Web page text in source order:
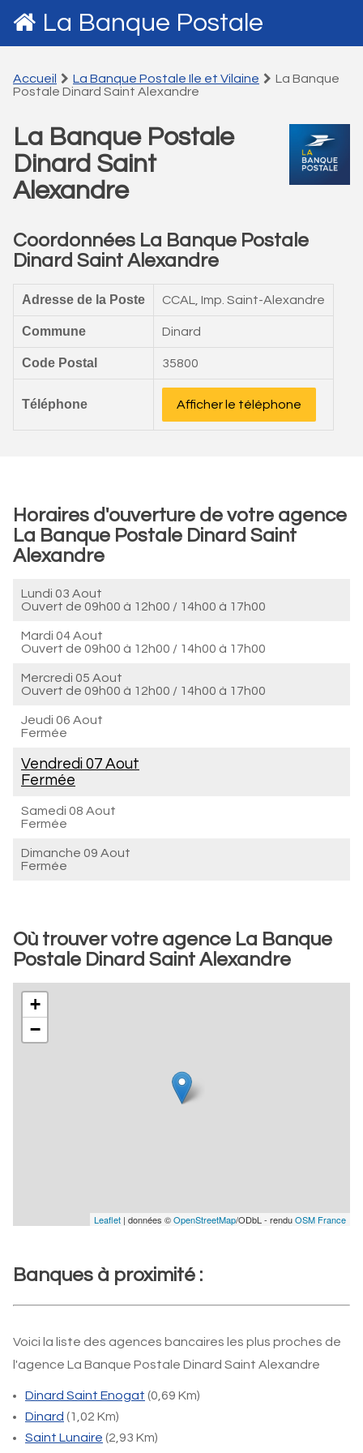
La Banque Postale
Accueil La Banque Postale Ile et Vilaine
La Banque
Postale Dinard Saint Alexandre
La Banque Postale
Dinard Saint
Alexandre
Coordonnées La Banque Postale
Dinard Saint Alexandre
Adresse de la Poste CCAL, Imp. Saint-Alexandre
Commune Dinard
Code Postal 35800
Téléphone Afficher le téléphone
Horaires d'ouverture de votre agence
La Banque Postale Dinard Saint
Alexandre
Lundi 03 Aout
Ouvert de 09h00 à 12h00 / 14h00 à 17h00
Mardi 04 Aout
Ouvert de 09h00 à 12h00 / 14h00 à 17h00
Mercredi 05 Aout
Ouvert de 09h00 à 12h00 / 14h00 à 17h00
Jeudi 06 Aout
Fermée
Vendredi 07 Aout
Fermée
Samedi 08 Aout
Fermée
Dimanche 09 Aout
Fermée
Où trouver votre agence La Banque
Postale Dinard Saint Alexandre
+
−
Leaflet | données ©OpenStreetMap/ODbL - renduOSM France
Banques à proximité :
Voici la liste des agences bancaires les plus proches de
l'agence La Banque Postale Dinard Saint Alexandre
Dinard Saint Enogat (0,69 Km)
Dinard (1,02 Km)
Saint Lunaire (2,93 Km)